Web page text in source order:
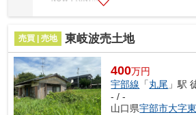
売買 | 売地 東岐波売土地
400万円
宇部線 「丸尾 」駅
- / -
山口県宇部市大字